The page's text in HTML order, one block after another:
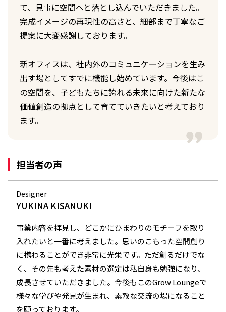
て、見事に空間へと落とし込んでいただきました。
完成イメージの再現性の高さと、細部まで丁寧なご
提案に大変感謝しております。
新オフィスは、社内外のコミュニケーションを生み
出す場としてすでに機能し始めています。今後はこ
の空間を、子どもたちに誇れる未来に向けた新たな
価値創造の拠点として育てていきたいと考えており
ます。
担当者の声
Designer
YUKINA KISANUKI
事業内容を拝見し、どこかにひまわりのモチーフを取り
入れたいと一番に考えました。思いのこもった空間創り
に携わることができ非常に光栄です。ただ創るだけでな
く、その先も考えた素材の選定は私自身も勉強になり、
成長させていただきました。今後もこのGrow Loungeで
様々な学びや発見が生まれ、素敵な交流の場になること
を願っております。